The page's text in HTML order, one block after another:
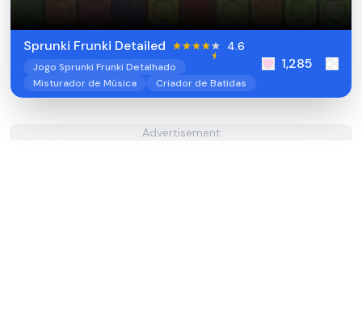
Sprunki Frunki Detailed 4.6
Jogo Sprunki Frunki Detalhado
Misturador de Música
Criador de Batidas
1,285
Advertisement